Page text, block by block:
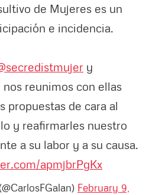
de Mujeres es un
e incidencia.
y
, nos reunimos con ellas
propuestas de cara al
y reafirmarles nuestro
a su labor y a su causa.
apmjbrPgKx
February 9,